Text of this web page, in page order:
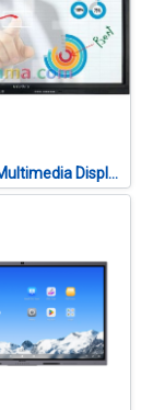
Interactive Multimedia Display VERTEX IL-3655 PRO